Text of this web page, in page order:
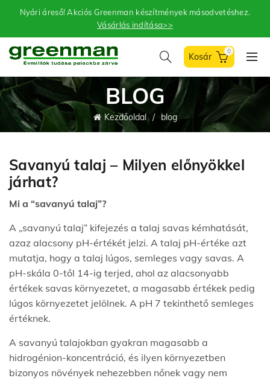
Nyári áreső! Akciós Greenman készítmények másodvetéshez.
Vásárlás indítása>>
0
BLOG
Kezdőoldal blog
Savanyú talaj – Milyen előnyökkel
járhat?
Mi a “savanyú talaj”?
A „savanyú talaj” kifejezés a talaj savas kémhatását,
azaz alacsony pH-értékét jelzi. A talaj pH-értéke azt
mutatja, hogy a talaj lúgos, semleges vagy savas. A
pH-skála 0-től 14-ig terjed, ahol az alacsonyabb
értékek savas környezetet, a magasabb értékek pedig
lúgos környezetet jelölnek. A pH 7 tekinthető semleges
értéknek.
A savanyú talajokban gyakran magasabb a
hidrogénion-koncentráció, és ilyen környezetben
bizonyos növények nehezebben nőnek vagy nem